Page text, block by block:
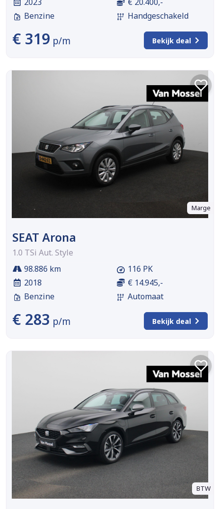
Benzine
Handgeschakeld
€ 319 p/m Bekijk deal
Marge
SEAT Arona
1.0 TSi Aut. Style
98.886 km
2018
Benzine
116 PK
€ 14.945,-
Automaat
€ 283 p/m Bekijk deal
BTW